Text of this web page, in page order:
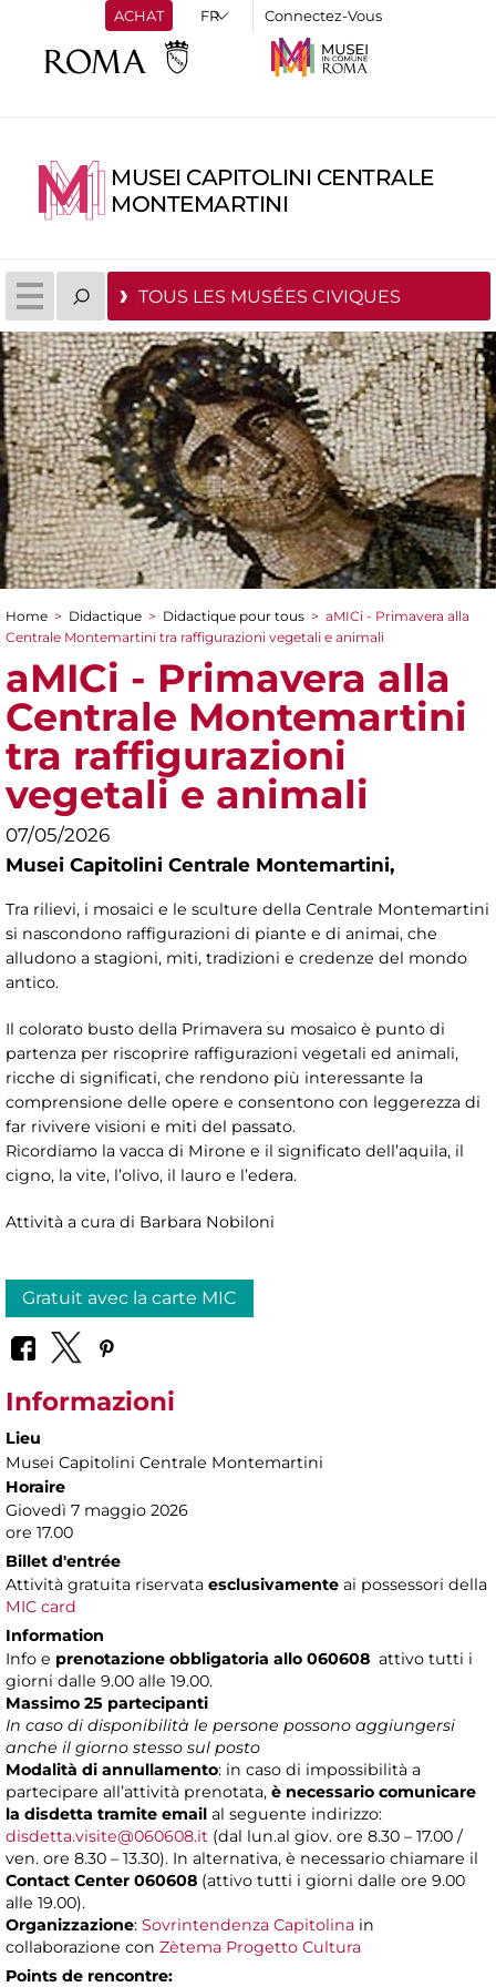
ACHAT Connectez-Vous
MUSEI CAPITOLINI CENTRALE
MONTEMARTINI
TOUS LES MUSÉES CIVIQUES
You are here
Home > Didactique > Didactique pour tous > aMICi - Primavera alla
Centrale Montemartini tra raffigurazioni vegetali e animali
aMICi - Primavera alla
Centrale Montemartini
tra raffigurazioni
vegetali e animali
07/05/2026
Musei Capitolini Centrale Montemartini,
Tra rilievi, i mosaici e le sculture della Centrale Montemartini
si nascondono raffigurazioni di piante e di animai, che
alludono a stagioni, miti, tradizioni e credenze del mondo
antico.
Il colorato busto della Primavera su mosaico è punto di
partenza per riscoprire raffigurazioni vegetali ed animali,
ricche di significati, che rendono più interessante la
comprensione delle opere e consentono con leggerezza di
far rivivere visioni e miti del passato.
Ricordiamo la vacca di Mirone e il significato dell’aquila, il
cigno, la vite, l’olivo, il lauro e l’edera.
Attività a cura di Barbara Nobiloni
Gratuit avec la carte MIC
Informazioni
Lieu
Musei Capitolini Centrale Montemartini
Horaire
Giovedì 7 maggio 2026
ore 17.00
Billet d'entrée
Attività gratuita riservata esclusivamente ai possessori della
MIC card
Information
Info e prenotazione obbligatoria allo 060608 attivo tutti i
giorni dalle 9.00 alle 19.00.
Massimo 25 partecipanti
In caso di disponibilità le persone possono aggiungersi
anche il giorno stesso sul posto
Modalità di annullamento: in caso di impossibilità a
partecipare all’attività prenotata, è necessario comunicare
la disdetta tramite email al seguente indirizzo:
disdetta.visite@060608.it (dal lun.al giov. ore 8.30 – 17.00 /
ven. ore 8.30 – 13.30). In alternativa, è necessario chiamare il
Contact Center 060608 (attivo tutti i giorni dalle ore 9.00
alle 19.00).
Organizzazione: Sovrintendenza Capitolina in
collaborazione con Zètema Progetto Cultura
Points de rencontre: